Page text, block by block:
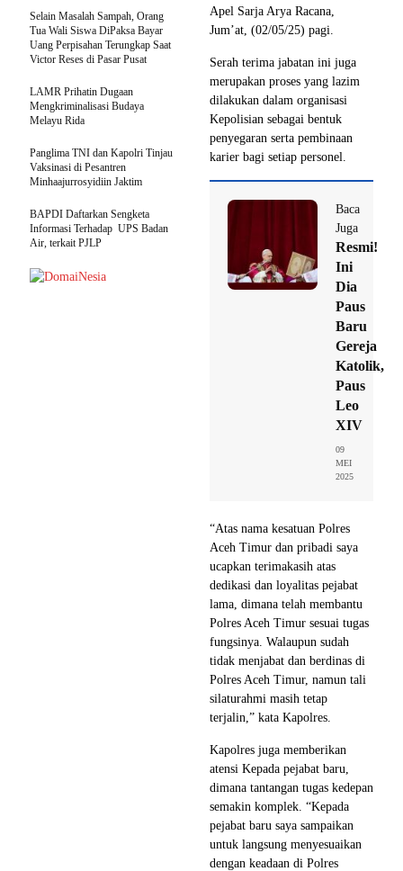
Apel Sarja Arya Racana,
Jum’at, (02/05/25) pagi.
Serah terima jabatan ini juga
merupakan proses yang lazim
dilakukan dalam organisasi
Kepolisian sebagai bentuk
penyegaran serta pembinaan
karier bagi setiap personel.
Baca
Juga
Resmi!
Ini
Dia
Paus
Baru
Gereja
Katolik,
Paus
Leo
XIV
09
MEI
2025
“Atas nama kesatuan Polres
Aceh Timur dan pribadi saya
ucapkan terimakasih atas
dedikasi dan loyalitas pejabat
lama, dimana telah membantu
Polres Aceh Timur sesuai tugas
fungsinya. Walaupun sudah
tidak menjabat dan berdinas di
Polres Aceh Timur, namun tali
silaturahmi masih tetap
terjalin,” kata Kapolres.
Kapolres juga memberikan
atensi Kepada pejabat baru,
dimana tantangan tugas kedepan
semakin komplek. “Kepada
pejabat baru saya sampaikan
untuk langsung menyesuaikan
dengan keadaan di Polres
Selain Masalah Sampah, Orang
Tua Wali Siswa DiPaksa Bayar
Uang Perpisahan Terungkap Saat
Victor Reses di Pasar Pusat
LAMR Prihatin Dugaan
Mengkriminalisasi Budaya
Melayu Rida
Panglima TNI dan Kapolri Tinjau
Vaksinasi di Pesantren
Minhaajurrosyidiin Jaktim
BAPDI Daftarkan Sengketa
Informasi Terhadap UPS Badan
Air, terkait PJLP